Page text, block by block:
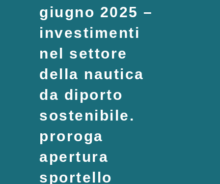
giugno 2025 –
investimenti
nel settore
della nautica
da diporto
sostenibile.
proroga
apertura
sportello